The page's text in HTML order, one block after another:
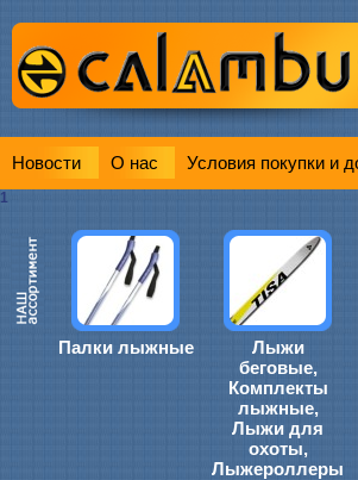
Новости О нас Условия покупки и
1
Палки лыжные
Лыжи
беговые,
Комплекты
лыжные,
Лыжи для
охоты,
Лыжероллеры